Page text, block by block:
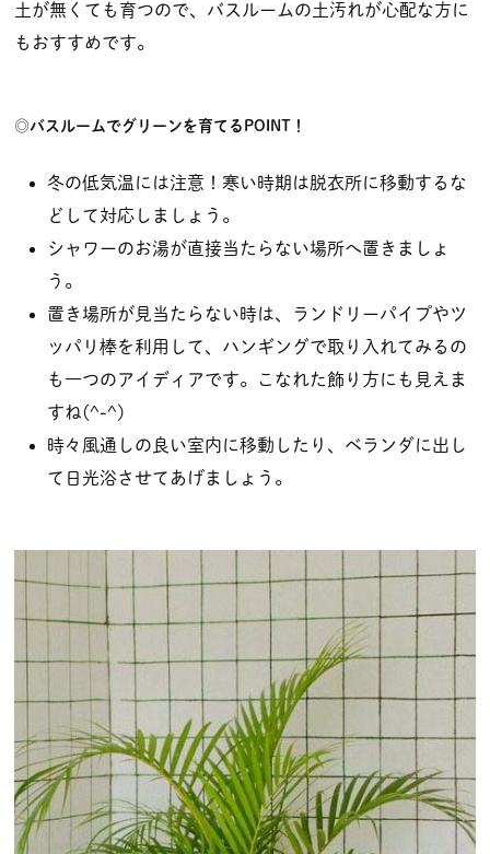
土が無くても育つので、バスルームの土汚れが心配な方に
もおすすめです。
◎バスルームでグリーンを育てるPOINT！
冬の低気温には注意！寒い時期は脱衣所に移動するな
どして対応しましょう。
シャワーのお湯が直接当たらない場所へ置きましょ
う。
置き場所が見当たらない時は、ランドリーパイプやツ
ッパリ棒を利用して、ハンギングで取り入れてみるの
も一つのアイディアです。こなれた飾り方にも見えま
すね(^-^)
時々風通しの良い室内に移動したり、ベランダに出し
て日光浴させてあげましょう。